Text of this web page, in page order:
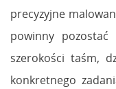
precyzyjne
powinny pozostać
szerokości taśm,
konkretnego